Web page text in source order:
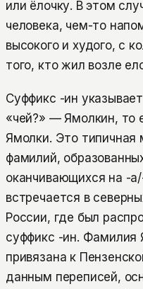
или ёлочку. В этом
человека, чем-то
высокого и худого, с
того, кто жил возле
Суффикс -ин
«чей?» — Ямолкин, то
Ямолки. Это типичная
фамилий,
оканчивающихся на -
встречается в
России, где был
суффикс -ин. Фамилия
привязана к
данным переписей,